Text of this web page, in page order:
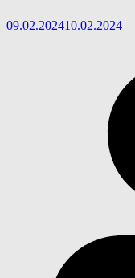
09.02.202410.02.2024